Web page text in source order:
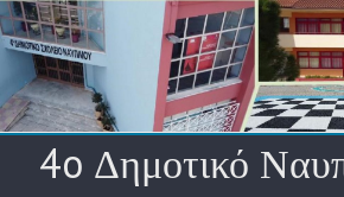
Skip
to
content
4o Δημοτικό